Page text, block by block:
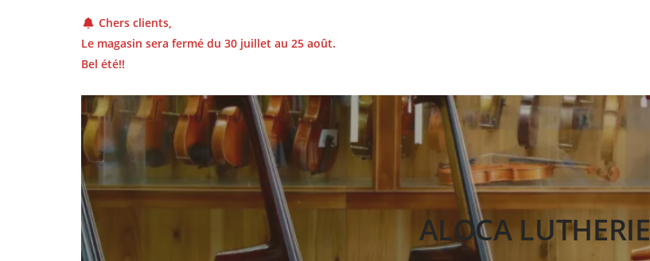
Chers clients,
Le magasin sera fermé du 30 juillet au 25 août.
Bel été!!
ALOCA LUTHERIE